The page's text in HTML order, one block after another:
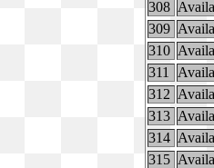
308
309
310
311
312
313
314
315